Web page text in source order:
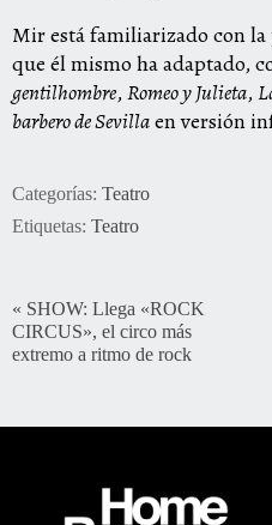
Mir está familiarizado con la
que él mismo ha adaptado,
gentilhombre,Romeo y Julieta,
barbero de Sevillaen versión
Categorías: Teatro
Etiquetas: Teatro
« SHOW: Llega «ROCK
CIRCUS», el circo más
extremo a ritmo de rock